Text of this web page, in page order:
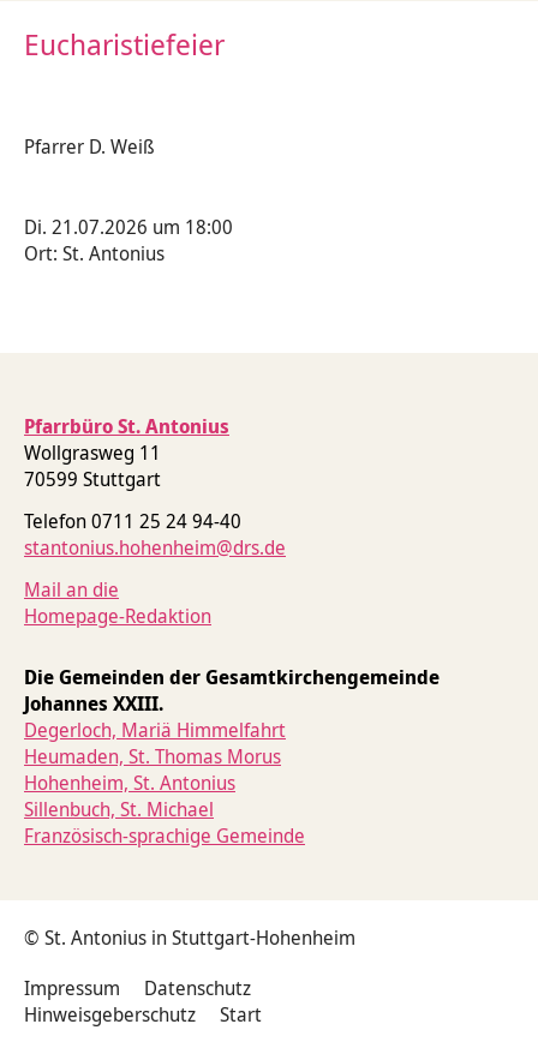
Eucharistiefeier
Pfarrer D. Weiß
Di. 21.07.2026 um 18:00
Ort: St. Antonius
Pfarrbüro St. Antonius
Wollgrasweg 11
70599 Stuttgart
Telefon 0711 25 24 94-40
stantonius.hohenheim@drs.de
Mail an die
Homepage-Redaktion
Die Gemeinden der Gesamtkirchengemeinde
Johannes XXIII.
Degerloch, Mariä Himmelfahrt
Heumaden, St. Thomas Morus
Hohenheim, St. Antonius
Sillenbuch, St. Michael
Französisch-sprachige Gemeinde
© St. Antonius in Stuttgart-Hohenheim
Impressum
Datenschutz
Hinweisgeberschutz
Start